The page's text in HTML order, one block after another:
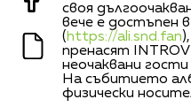
своя
вече е достъпен
( https://ali.snd.fan
пренасят
неочаквани
На събитието
физически